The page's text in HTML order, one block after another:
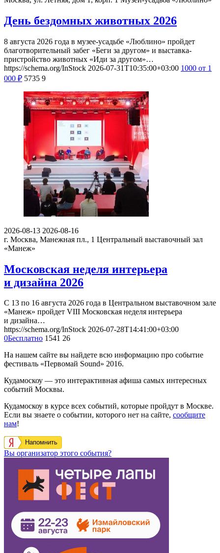
День бездомных животных 2026
8 августа 2026 года в музее-усадьбе «Люблино» пройдет
благотворительный забег «Беги за другом» и выставка-
пристройство животных «Иди за другом»…
https://schema.org/InStock 2026-07-31T10:35:00+03:00 1000 от 1
000 ₽ 5735 9
2026-08-13 2026-08-16
г. Москва, Манежная пл., 1 Центральный выставочный зал
«Манеж»
Московская неделя интерьера
и дизайна 2026
С 13 по 16 августа 2026 года в Центральном выставочном зале
«Манеж» пройдет VIII Московская неделя интерьера
и дизайна…
https://schema.org/InStock 2026-07-28T14:41:00+03:00
0Бесплатно 1541 26
На нашем сайте вы найдете всю информацию про событие
фестиваль «Первомай Sound» 2016.
Кудамоскоу — это интерактивная афиша самых интересных
событий Москвы.
Кудамоскоу в курсе всех событий, которые пройдут в Москве.
Если вы знаете о событии, которого нет на сайте, сообщите
нам!
Напомнить
Вы организатор этого события?